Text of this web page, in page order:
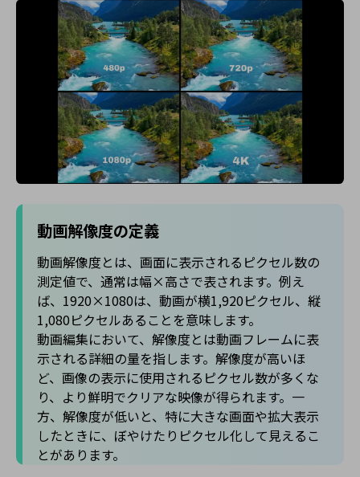
動画解像度の定義
動画解像度とは、画面に表示されるピクセル数の
測定値で、通常は幅×高さで表されます。例え
ば、1920×1080は、動画が横1,920ピクセル、縦
1,080ピクセルあることを意味します。
動画編集において、解像度とは動画フレームに表
示される詳細の量を指します。解像度が高いほ
ど、画像の表示に使用されるピクセル数が多くな
り、より鮮明でクリアな映像が得られます。一
方、解像度が低いと、特に大きな画面や拡大表示
したときに、ぼやけたりピクセル化して見えるこ
とがあります。